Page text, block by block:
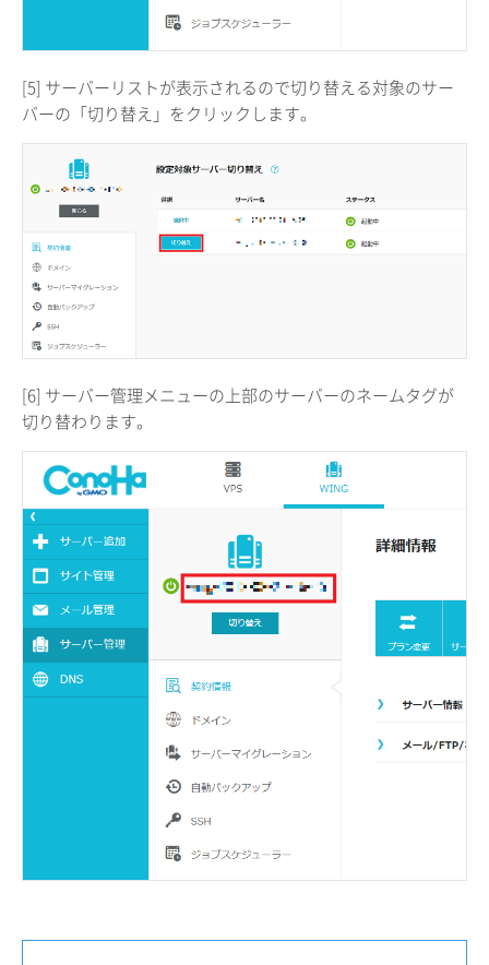
[5] サーバーリストが表示されるので切り替える対象のサー
バーの「切り替え」をクリックします。
[6] サーバー管理メニューの上部のサーバーのネームタグが
切り替わります。